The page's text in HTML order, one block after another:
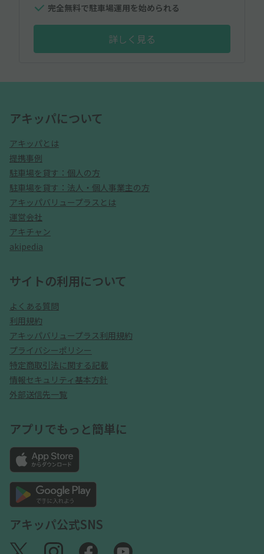
完全無料で駐車場運用を始められる
詳しく見る
アキッパについて
アキッパとは
提携事例
駐車場を貸す：個人の方
駐車場を貸す：法人・個人事業主の方
アキッパバリュープラスとは
運営会社
アキチャン
akipedia
サイトの利用について
よくある質問
利用規約
アキッパバリュープラス利用規約
プライバシーポリシー
特定商取引法に関する記載
情報セキュリティ基本方針
外部送信先一覧
アプリでもっと簡単に
アキッパ公式SNS